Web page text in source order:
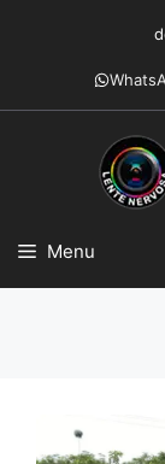
conteúdo
Menu